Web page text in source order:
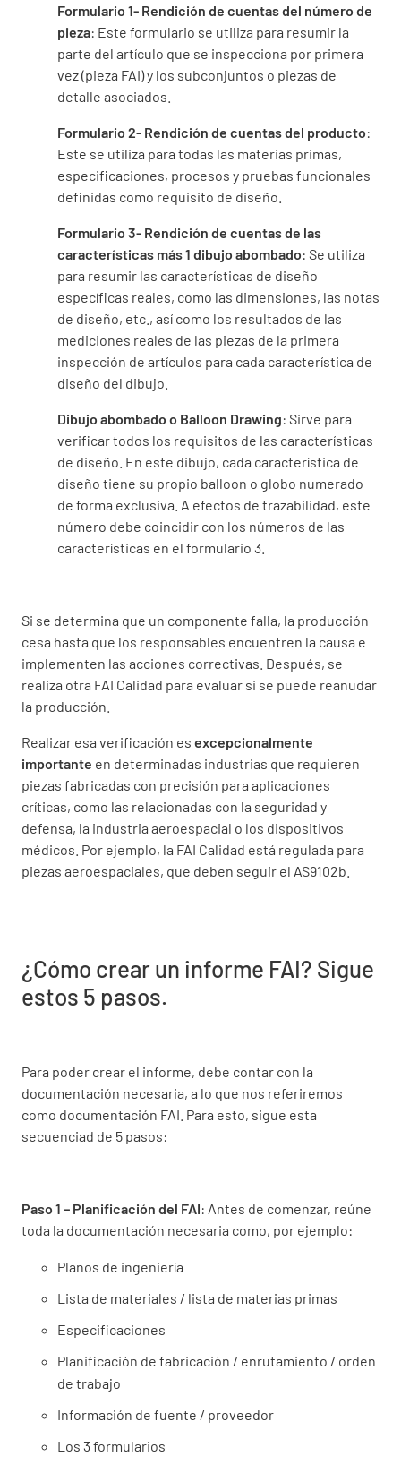
Formulario 1- Rendición de cuentas del número de
pieza: Este formulario se utiliza para resumir la
parte del artículo que se inspecciona por primera
vez (pieza FAI) y los subconjuntos o piezas de
detalle asociados.
Formulario 2- Rendición de cuentas del producto:
Este se utiliza para todas las materias primas,
especificaciones, procesos y pruebas funcionales
definidas como requisito de diseño.
Formulario 3- Rendición de cuentas de las
características más 1 dibujo abombado: Se utiliza
para resumir las características de diseño
específicas reales, como las dimensiones, las notas
de diseño, etc., así como los resultados de las
mediciones reales de las piezas de la primera
inspección de artículos para cada característica de
diseño del dibujo.
Dibujo abombado o Balloon Drawing: Sirve para
verificar todos los requisitos de las características
de diseño. En este dibujo, cada característica de
diseño tiene su propio balloon o globo numerado
de forma exclusiva. A efectos de trazabilidad, este
número debe coincidir con los números de las
características en el formulario 3.
Si se determina que un componente falla, la producción
cesa hasta que los responsables encuentren la causa e
implementen las acciones correctivas. Después, se
realiza otra FAI Calidad para evaluar si se puede reanudar
la producción.
Realizar esa verificación es excepcionalmente
importante en determinadas industrias que requieren
piezas fabricadas con precisión para aplicaciones
críticas, como las relacionadas con la seguridad y
defensa, la industria aeroespacial o los dispositivos
médicos. Por ejemplo, la FAI Calidad está regulada para
piezas aeroespaciales, que deben seguir el AS9102b.
¿Cómo crear un informe FAI? Sigue
estos 5 pasos.
Para poder crear el informe, debe contar con la
documentación necesaria, a lo que nos referiremos
como documentación FAI. Para esto, sigue esta
secuenciad de 5 pasos:
Paso 1 – Planificación del FAI: Antes de comenzar, reúne
toda la documentación necesaria como, por ejemplo:
Planos de ingeniería
Lista de materiales / lista de materias primas
Especificaciones
Planificación de fabricación / enrutamiento / orden
de trabajo
Información de fuente / proveedor
Los 3 formularios